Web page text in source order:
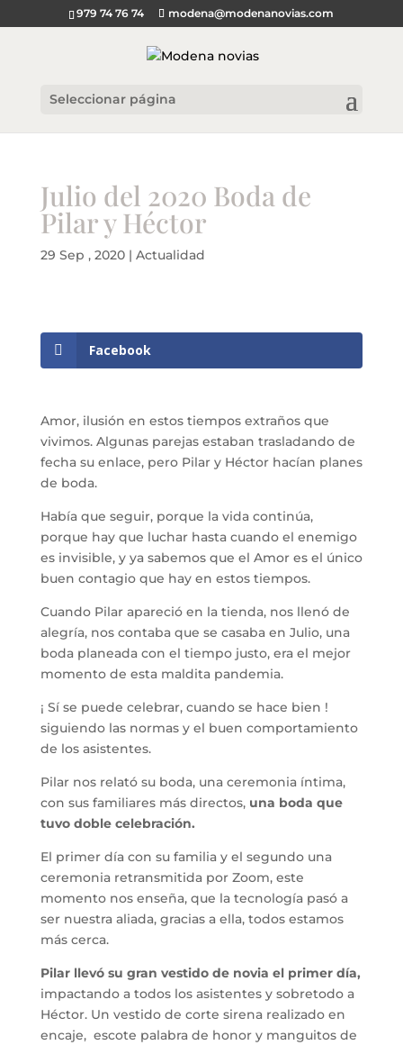
979 74 76 74 modena@modenanovias.com
Seleccionar página
Julio del 2020 Boda de
Pilar y Héctor
29 Sep , 2020| Actualidad
Facebook
Amor, ilusión en estos tiempos extraños que
vivimos. Algunas parejas estaban trasladando de
fecha su enlace, pero Pilar y Héctor hacían planes
de boda.
Había que seguir, porque la vida continúa,
porque hay que luchar hasta cuando el enemigo
es invisible, y ya sabemos que el Amor es el único
buen contagio que hay en estos tiempos.
Cuando Pilar apareció en la tienda, nos llenó de
alegría, nos contaba que se casaba en Julio, una
boda planeada con el tiempo justo, era el mejor
momento de esta maldita pandemia.
¡ Sí se puede celebrar, cuando se hace bien !
siguiendo las normas y el buen comportamiento
de los asistentes.
Pilar nos relató su boda, una ceremonia íntima,
con sus familiares más directos,una boda que
tuvo doble celebración.
El primer día con su familia y el segundo una
ceremonia retransmitida por Zoom, este
momento nos enseña, que la tecnología pasó a
ser nuestra aliada, gracias a ella, todos estamos
más cerca.
Pilar llevó su gran vestido de novia el primer día,
impactando a todos los asistentes y sobretodo a
Héctor. Un vestido de corte sirena realizado en
encaje, escote palabra de honor y manguitos de